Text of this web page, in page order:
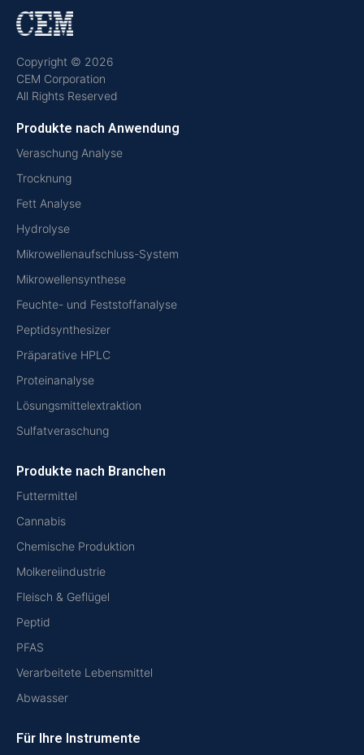
Copyright © 2026
CEM Corporation
All Rights Reserved
Produkte nach Anwendung
Veraschung Analyse
Trocknung
Fett Analyse
Hydrolyse
Mikrowellenaufschluss-System
Mikrowellensynthese
Feuchte- und Feststoffanalyse
Peptidsynthesizer
Präparative HPLC
Proteinanalyse
Lösungsmittelextraktion
Sulfatveraschung
Produkte nach Branchen
Futtermittel
Cannabis
Chemische Produktion
Molkereiindustrie
Fleisch & Geflügel
Peptid
PFAS
Verarbeitete Lebensmittel
Abwasser
Für Ihre Instrumente